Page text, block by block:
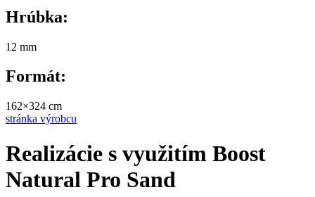
Hrúbka:
12 mm
Formát:
162×324 cm
stránka výrobcu
Realizácie s využitím Boost
Natural Pro Sand